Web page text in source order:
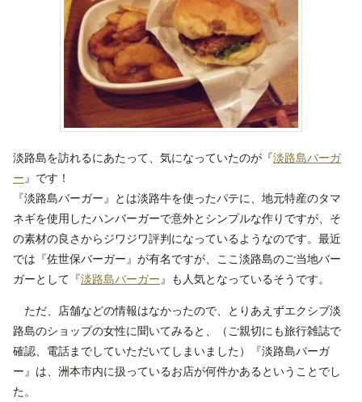
淡路島を訪れるにあたって、気になっていたのが『淡路島バーガ
ー 』です！
『淡路島バーガー』とは淡路牛を使ったパテに、地元特産のタマ
ネギを使用したハンバーガーで意外とシンプルな作りですが、そ
の素材の良さからジワジワ評判になっているようなのです。最近
では『佐世保バーガー』が有名ですが、ここ淡路島のご当地バー
ガーとして『淡路島バーガー 』も人気となっているそうです。
ただ、店舗などの情報はなかったので、とりあえずエクシブ淡
路島のショップの女性に聞いてみると、（ご親切にも旅行雑誌で
確認、電話までしていただいてしまいました）『淡路島バーガ
ー』は、洲本市内に扱っているお店が何件かあるということでし
た。